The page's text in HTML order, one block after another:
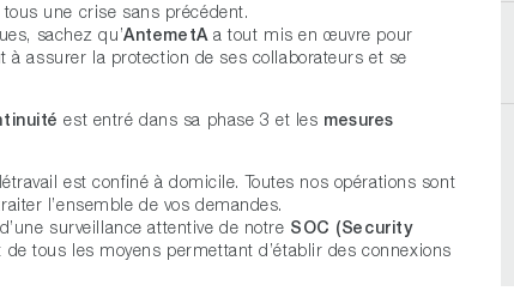
une crise sans précédent.
sachez qu’AntemetA a tout mis en œuvre pour
assurer la protection de ses collaborateurs et se
est entré dans sa phase 3 et les mesures
est confiné à domicile. Toutes nos opérations sont
l’ensemble de vos demandes.
surveillance attentive de notre SOC (Security
tous les moyens permettant d’établir des connexions